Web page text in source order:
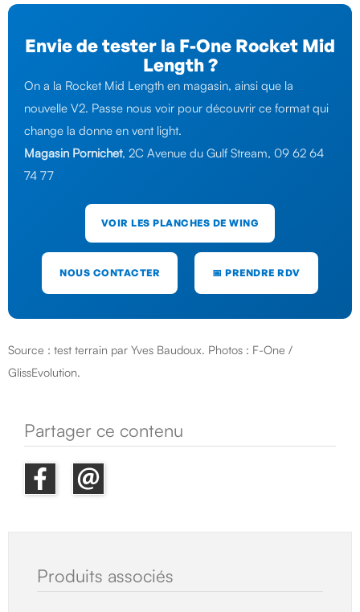
Envie de tester la F-One Rocket Mid
Length ?
On a la Rocket Mid Length en magasin, ainsi que la
nouvelle V2. Passe nous voir pour découvrir ce format qui
change la donne en vent light.
Magasin Pornichet, 2C Avenue du Gulf Stream, 09 62 64
74 77
VOIR LES PLANCHES DE WING
NOUS CONTACTER 📅 PRENDRE RDV
Source : test terrain par Yves Baudoux. Photos : F-One /
GlissEvolution.
Partager ce contenu
Produits associés